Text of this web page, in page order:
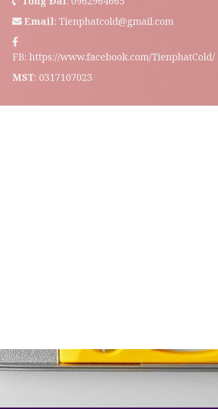
Email: Tienphatcold@gmail.com
FB: https://www.facebook.com/TienphatCold/
MST: 0317107023